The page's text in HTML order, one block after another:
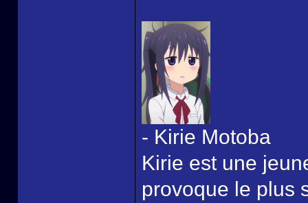
- Kirie Motoba
Kirie est une
provoque le plus